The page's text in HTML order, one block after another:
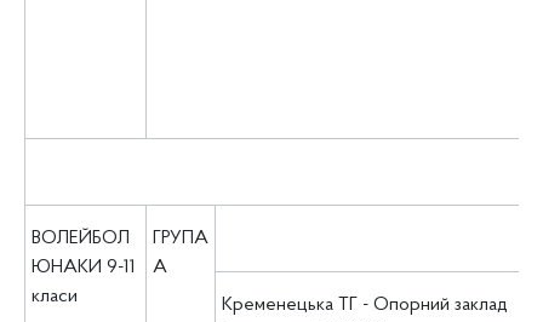
ВОЛЕЙБОЛ
ЮНАКИ 9-11
класи
ГРУПА
А
Кременецька ТГ - Опорний заклад